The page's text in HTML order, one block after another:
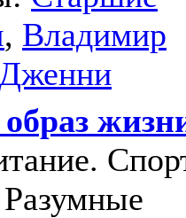
, Владимир